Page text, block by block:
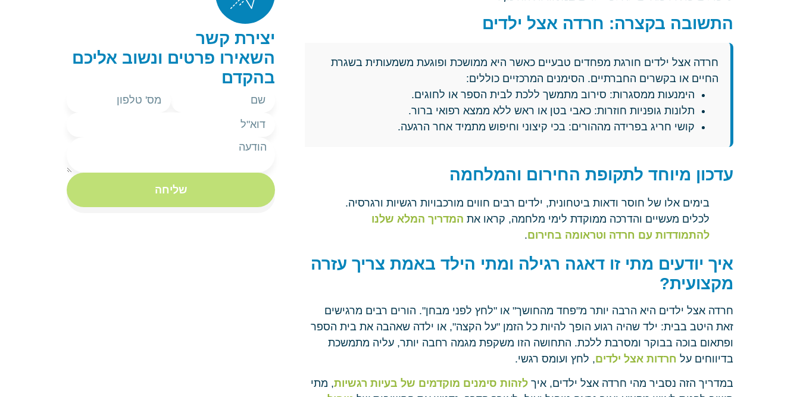
התשובה בקצרה: חרדה אצל ילדים
חרדה אצל ילדים חורגת מפחדים טבעיים כאשר היא ממושכת ופוגעת משמעותית בשגרת
החיים או בקשרים החברתיים. הסימנים המרכזיים כוללים:
הימנעות ממסגרות: סירוב מתמשך ללכת לבית הספר או לחוגים.
תלונות גופניות חוזרות: כאבי בטן או ראש ללא ממצא רפואי ברור.
קושי חריג בפרידה מההורים: בכי קיצוני וחיפוש מתמיד אחר הרגעה.
עדכון מיוחד לתקופת החירום והמלחמה
בימים אלו של חוסר ודאות ביטחונית, ילדים רבים חווים מורכבויות רגשיות ורגרסיה.
לכלים מעשיים והדרכה ממוקדת לימי מלחמה, קראו את המדריך המלא שלנו
להתמודדות עם חרדה וטראומה בחירום.
איך יודעים מתי זו דאגה רגילה ומתי הילד באמת צריך עזרה
מקצועית?
חרדה אצל ילדים היא הרבה יותר מ"פחד מהחושך" או "לחץ לפני מבחן". הורים רבים מרגישים
זאת היטב בבית: ילד שהיה רגוע הופך להיות כל הזמן "על הקצה", או ילדה שאהבה את בית הספר
ופתאום בוכה בבוקר ומסרבת ללכת. התחושה הזו משקפת מגמה רחבה יותר, עליה מתמשכת
בדיווחים על חרדות אצל ילדים, לחץ ועומס רגשי.
במדריך הזה נסביר מהי חרדה אצל ילדים, איך לזהות סימנים מוקדמים של בעיות רגשיות, מתי
יצירת קשר
השאירו פרטים ונשוב אליכם
בהקדם
שליחה